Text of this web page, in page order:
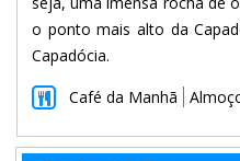
o ponto mais alto da
Capadócia.
Café da Manhã